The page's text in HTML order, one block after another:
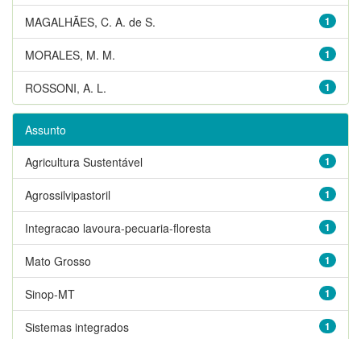
1
MAGALHÃES, C. A. de S.
1
MORALES, M. M.
1
ROSSONI, A. L.
Assunto
1
Agricultura Sustentável
1
Agrossilvipastoril
1
Integracao lavoura-pecuaria-floresta
1
Mato Grosso
1
Sinop-MT
1
Sistemas integrados